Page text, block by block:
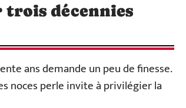
trois décennies
ans demande un peu de finesse.
noces perle invite à privilégier la